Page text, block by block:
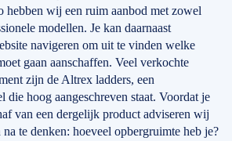
hebben wij een ruim aanbod met zowel
modellen. Je kan daarnaast
navigeren om uit te vinden welke
gaan aanschaffen. Veel verkochte
zijn de Altrex ladders, een
die hoog aangeschreven staat. Voordat je
van een dergelijk product adviseren wij
te denken: hoeveel opbergruimte heb je?